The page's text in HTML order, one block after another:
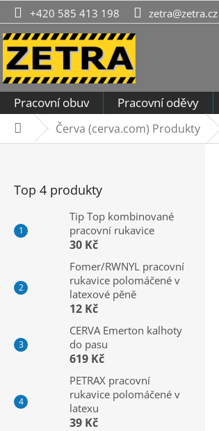
Přejít
na
obsah
+420 585 413 198 zetra@zetra.cz
Pracovní obuv Pracovní oděvy
DomůČerva (cerva.com) Produkty
Top 4 produkty
Tip Top kombinované
pracovní rukavice
30 Kč
Fomer/RWNYL pracovní
rukavice polomáčené v
latexové pěně
12 Kč
CERVA Emerton kalhoty
do pasu
619 Kč
PETRAX pracovní
rukavice polomáčené v
latexu
39 Kč